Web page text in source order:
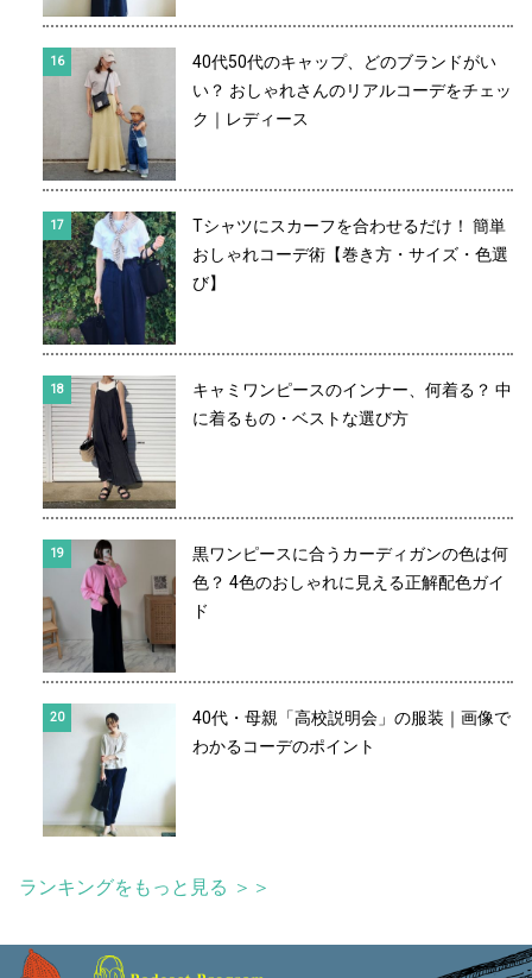
40代50代のキャップ、どのブランドがい
い？ おしゃれさんのリアルコーデをチェッ
ク｜レディース
Tシャツにスカーフを合わせるだけ！ 簡単
おしゃれコーデ術【巻き方・サイズ・色選
び】
キャミワンピースのインナー、何着る？ 中
に着るもの・ベストな選び方
黒ワンピースに合うカーディガンの色は何
色？ 4色のおしゃれに見える正解配色ガイ
ド
40代・母親「高校説明会」の服装｜画像で
わかるコーデのポイント
ランキングをもっと見る ＞＞